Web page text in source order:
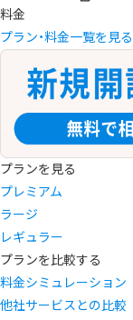
料金
プラン・料金一覧を見る
プランを見る
プレミアム
ラージ
レギュラー
プランを比較する
料金シミュレーション
他社サービスとの比較